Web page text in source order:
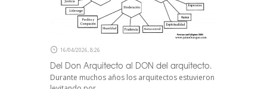
16/04/2026, 8:26
Del Don Arquitecto al DON del arquitecto.
Durante muchos años los arquitectos estuvieron